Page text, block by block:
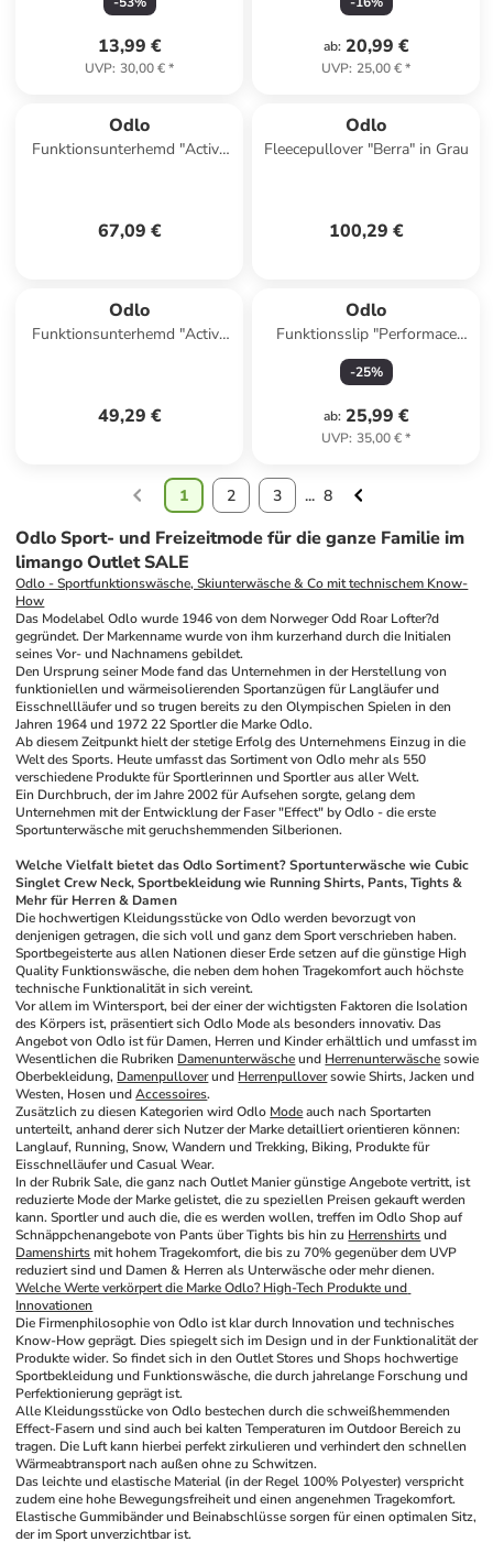
13,99 €
UVP: 30,00 €*
ab: 20,99 €
UVP: 25,00 €*
Odlo
Funktionsunterhemd "Active
67,09 €
Odlo
Fleecepullover "Berra" in Grau
100,29 €
Odlo
Funktionsunterhemd "Active
49,29 €
Odlo
Funktionsslip "Performace
Light" in Weiß
-25%
ab: 25,99 €
UVP: 35,00 €*
1 2 3 ... 8
Odlo Sport- und Freizeitmode für die ganze Familie im
limango Outlet SALE
Odlo - Sportfunktionswäsche, Skiunterwäsche & Co mit technischem Know-
How
Das Modelabel Odlo wurde 1946 von dem Norweger Odd Roar Lofter?d
gegründet. Der Markenname wurde von ihm kurzerhand durch die Initialen
seines Vor- und Nachnamens gebildet.
Den Ursprung seiner Mode fand das Unternehmen in der Herstellung von
funktioniellen und wärmeisolierenden Sportanzügen für Langläufer und
Eisschnellläufer und so trugen bereits zu den Olympischen Spielen in den
Jahren 1964 und 1972 22 Sportler die Marke Odlo.
Ab diesem Zeitpunkt hielt der stetige Erfolg des Unternehmens Einzug in die
Welt des Sports. Heute umfasst das Sortiment von Odlo mehr als 550
verschiedene Produkte für Sportlerinnen und Sportler aus aller Welt.
Ein Durchbruch, der im Jahre 2002 für Aufsehen sorgte, gelang dem
Unternehmen mit der Entwicklung der Faser "Effect" by Odlo - die erste
Sportunterwäsche mit geruchshemmenden Silberionen.
Welche Vielfalt bietet das Odlo Sortiment? Sportunterwäsche wie Cubic
Singlet Crew Neck, Sportbekleidung wie Running Shirts, Pants, Tights &
Mehr für Herren & Damen
Die hochwertigen Kleidungsstücke von Odlo werden bevorzugt von
denjenigen getragen, die sich voll und ganz dem Sport verschrieben haben.
Sportbegeisterte aus allen Nationen dieser Erde setzen auf die günstige High
Quality Funktionswäsche, die neben dem hohen Tragekomfort auch höchste
technische Funktionalität in sich vereint.
Vor allem im Wintersport, bei der einer der wichtigsten Faktoren die Isolation
des Körpers ist, präsentiert sich Odlo Mode als besonders innovativ. Das
Angebot von Odlo ist für Damen, Herren und Kinder erhältlich und umfasst im
Wesentlichen die Rubriken Damenunterwäsche und Herrenunterwäsche sowie
Oberbekleidung, Damenpullover und Herrenpullover sowie Shirts, Jacken und
Westen, Hosen und Accessoires.
Zusätzlich zu diesen Kategorien wird Odlo Mode auch nach Sportarten
unterteilt, anhand derer sich Nutzer der Marke detailliert orientieren können:
Langlauf, Running, Snow, Wandern und Trekking, Biking, Produkte für
Eisschnelläufer und Casual Wear.
In der Rubrik Sale, die ganz nach Outlet Manier günstige Angebote vertritt, ist
reduzierte Mode der Marke gelistet, die zu speziellen Preisen gekauft werden
kann. Sportler und auch die, die es werden wollen, treffen im Odlo Shop auf
Schnäppchenangebote von Pants über Tights bis hin zu Herrenshirts
Damenshirts mit hohem Tragekomfort, die bis zu 70% gegenüber dem UVP
reduziert sind und Damen & Herren als Unterwäsche oder mehr dienen.
Welche Werte verkörpert die Marke Odlo? High-Tech Produkte und
Innovationen
Die Firmenphilosophie von Odlo ist klar durch Innovation und technisches
Know-How geprägt. Dies spiegelt sich im Design und in der Funktionalität der
Produkte wider. So findet sich in den Outlet Stores und Shops hochwertige
Sportbekleidung und Funktionswäsche, die durch jahrelange Forschung und
Perfektionierung geprägt ist.
Alle Kleidungsstücke von Odlo bestechen durch die schweißhemmenden
Effect-Fasern und sind auch bei kalten Temperaturen im Outdoor Bereich zu
tragen. Die Luft kann hierbei perfekt zirkulieren und verhindert den schnellen
Wärmeabtransport nach außen ohne zu Schwitzen.
Das leichte und elastische Material (in der Regel 100% Polyester) verspricht
zudem eine hohe Bewegungsfreiheit und einen angenehmen Tragekomfort.
Elastische Gummibänder und Beinabschlüsse sorgen für einen optimalen Sitz,
der im Sport unverzichtbar ist.